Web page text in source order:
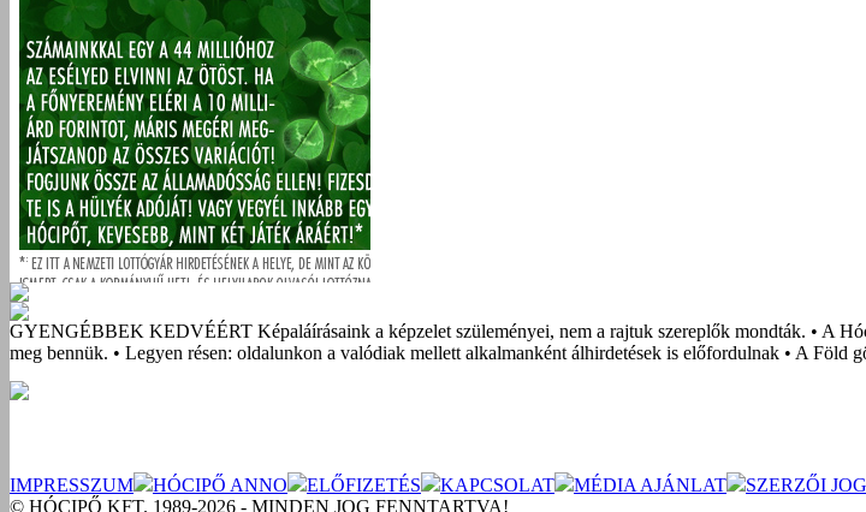
GYENGÉBBEK KEDVÉÉRT Képaláírásaink a képzelet szüleményei, nem a rajtuk szereplők mondták. • A
meg bennük. • Legyen résen: oldalunkon a valódiak mellett alkalmanként álhirdetések is előfordulnak • A Föld
IMPRESSZUM HÓCIPŐ ANNO ELŐFIZETÉS KAPCSOLAT MÉDIA AJÁNLAT SZERZŐI
© HÓCIPŐ KFT. 1989-2026 - MINDEN JOG FENNTARTVA!